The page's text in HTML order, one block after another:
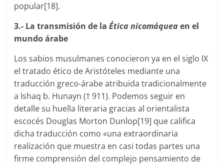
popular[18].
3.- La transmisión de laÉtica nicomáqueaen el
mundo árabe
Los sabios musulmanes conocieron ya en el siglo IX
el tratado ético de Aristóteles mediante una
traducción greco-árabe atribuida tradicionalmente
a Ishaq b. Hunayn († 911). Podemos seguir en
detalle su huella literaria gracias al orientalista
escocés Douglas Morton Dunlop[19] que califica
dicha traducción como «una extraordinaria
realización que muestra en casi todas partes una
firme comprensión del complejo pensamiento de